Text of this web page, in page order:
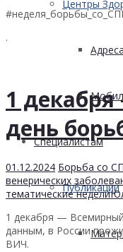
Центры
Cпециалистам
Публикации
.
1
день
01.12.2024 Борьба со
венерических
тематические недели
1 декабря —
данным, в России
ВИЧ.